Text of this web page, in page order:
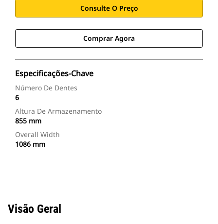
Consulte O Preço
Comprar Agora
Especificações-Chave
Número De Dentes
6
Altura De Armazenamento
855 mm
Overall Width
1086 mm
Visão Geral